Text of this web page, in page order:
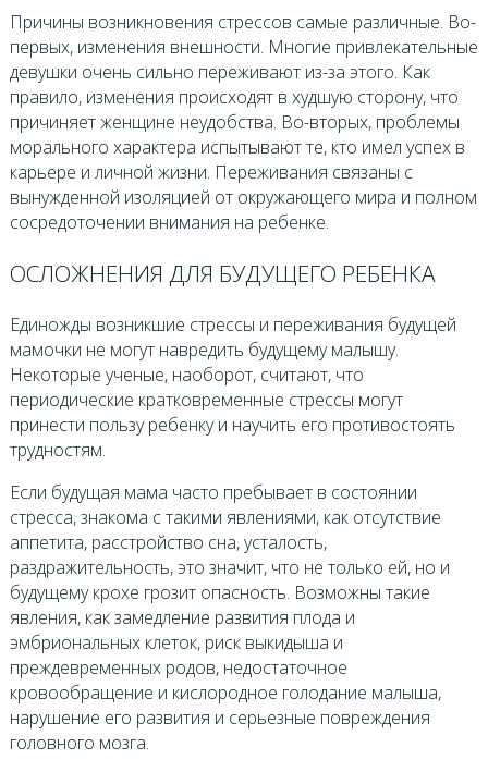
Причины возникновения стрессов самые различные. Во-
первых, изменения внешности. Многие привлекательные
девушки очень сильно переживают из-за этого. Как
правило, изменения происходят в худшую сторону, что
причиняет женщине неудобства. Во-вторых, проблемы
морального характера испытывают те, кто имел успех в
карьере и личной жизни. Переживания связаны с
вынужденной изоляцией от окружающего мира и полном
сосредоточении внимания на ребенке.
ОСЛОЖНЕНИЯ ДЛЯ БУДУЩЕГО РЕБЕНКА
Единожды возникшие стрессы и переживания будущей
мамочки не могут навредить будущему малышу.
Некоторые ученые, наоборот, считают, что
периодические кратковременные стрессы могут
принести пользу ребенку и научить его противостоять
трудностям.
Если будущая мама часто пребывает в состоянии
стресса, знакома с такими явлениями, как отсутствие
аппетита, расстройство сна, усталость,
раздражительность, это значит, что не только ей, но и
будущему крохе грозит опасность. Возможны такие
явления, как замедление развития плода и
эмбриональных клеток, риск выкидыша и
преждевременных родов, недостаточное
кровообращение и кислородное голодание малыша,
нарушение его развития и серьезные повреждения
головного мозга.